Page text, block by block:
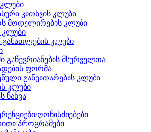
კლუბი
კითხვის კლუბი
მოდელირების კლუბი
კლუბი
განათლების კლუბი
გაწევრიანების მსურველთა
ფორმა
განვითარების კლუბი
კლუბი
ნახვა
ღონისძიებები
პროგრამები